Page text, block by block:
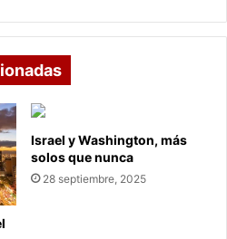
Israel y Washington, más
solos que nunca
28 septiembre, 2025